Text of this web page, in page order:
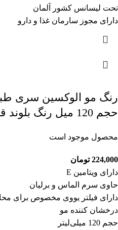
تحت لیسانس کشور آلمان
دارای مجوز سارمان غذا و دارو
حجم 120 میل رنگ بلوند قوی
محصول موجود است
224,000 تومان
دارای ویتامین E
حاوی سرم الماس و برلیان
دارای فیلتر یووی مخصوص برای
درخشان کننده مو
حجم 120 میلی‌لیتر